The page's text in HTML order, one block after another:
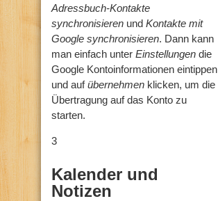
Adressbuch-Kontakte
synchronisieren und Kontakte mit
Google synchronisieren. Dann kann
man einfach unter Einstellungen die
Google Kontoinformationen eintippen
und aufübernehmen klicken, um die
Übertragung auf das Konto zu
starten.
3
Kalender und
Notizen